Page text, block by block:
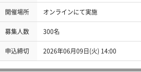
開催場所 オンラインにて実施
募集人数 300名
申込締切 2026年06月09日(火) 14:00